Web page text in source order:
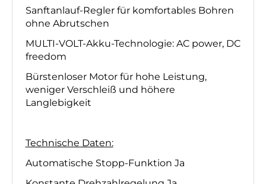
Sanftanlauf-Regler für komfortables Bohren
ohne Abrutschen
MULTI-VOLT-Akku-Technologie: AC power, DC
freedom
Bürstenloser Motor für hohe Leistung,
weniger Verschleiß und höhere
Langlebigkeit
Technische Daten:
Automatische Stopp-Funktion Ja